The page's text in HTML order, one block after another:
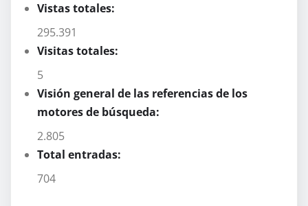
Vistas totales:
295.391
Visitas totales:
5
Visión general de las referencias de los
motores de búsqueda:
2.805
Total entradas:
704